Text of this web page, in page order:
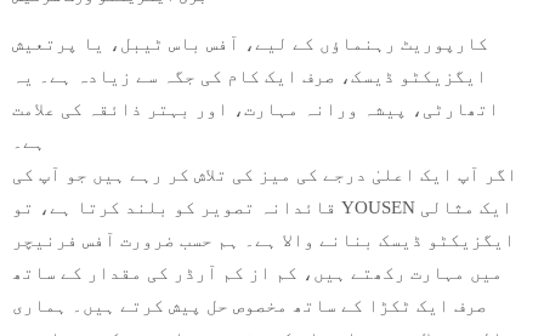
کارپوریٹ رہنماؤں کے لیے، آفس باس ٹیبل، یا پرتعیش
ایگزیکٹو ڈیسک، صرف ایک کام کی جگہ سے زیادہ ہے۔ یہ
اتھارٹی، پیشہ ورانہ مہارت، اور بہتر ذائقہ کی علامت
ہے۔
اگر آپ ایک اعلیٰ درجے کی میز کی تلاش کر رہے ہیں جو آپ کی
قائدانہ تصویر کو بلند کرتا ہے، تو YOUSEN ایک مثالی
ایگزیکٹو ڈیسک بنانے والا ہے۔ ہم حسب ضرورت آفس فرنیچر
میں مہارت رکھتے ہیں، کم از کم آرڈر کی مقدار کے ساتھ
صرف ایک ٹکڑا کے ساتھ مخصوص حل پیش کرتے ہیں۔ ہماری